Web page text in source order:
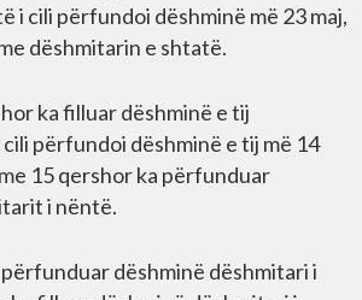
i cili përfundoi dëshminë më 23 maj,
dëshmitarin e shtatë.
ka filluar dëshminë e tij
përfundoi dëshminë e tij më 14
15 qershor ka përfunduar
i nëntë.
dëshminë dëshmitari i